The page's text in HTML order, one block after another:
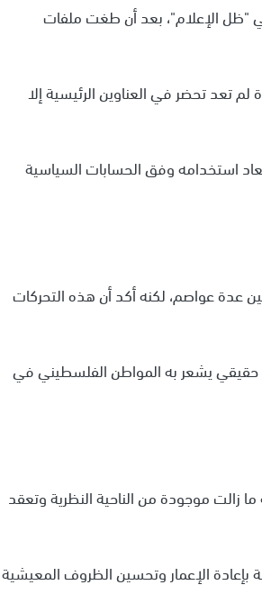
"ظل الإعلام"، بعد أن طغت ملفات
تعد تحضر في العناوين الرئيسية إلا
استخدامه وفق الحسابات السياسية
عدة عواصم، لكنه أكد أن هذه التحركات
حقيقي يشعر به المواطن الفلسطيني في
زالت موجودة من الناحية النظرية وتعقد
بإعادة الإعمار وتحسين الظروف المعيشية